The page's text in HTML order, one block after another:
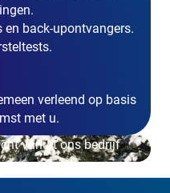
back-upontvangers.
verleend op basis
met u.
vanuit ons bedrijf